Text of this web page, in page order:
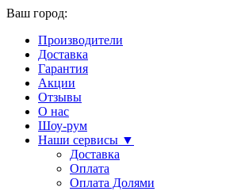
Ваш город:
Производители
Доставка
Гарантия
Акции
Отзывы
О нас
Шоу-рум
Наши сервисы ▼
Доставка
Оплата
Оплата Долями